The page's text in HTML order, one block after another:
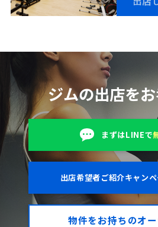
ジムの出店を
まずはLINEで
出店希望者ご紹介キャンペ
物件をお持ちのオ